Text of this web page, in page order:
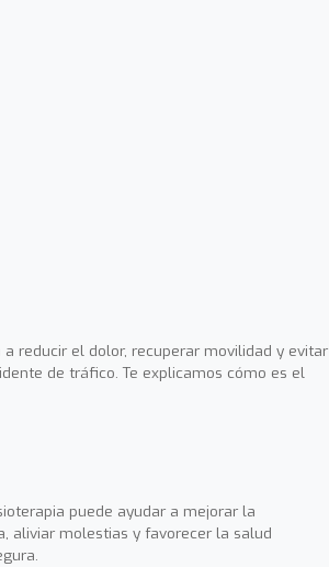
reducir el dolor, recuperar movilidad y evitar
de tráfico. Te explicamos cómo es el
puede ayudar a mejorar la
aliviar molestias y favorecer la salud